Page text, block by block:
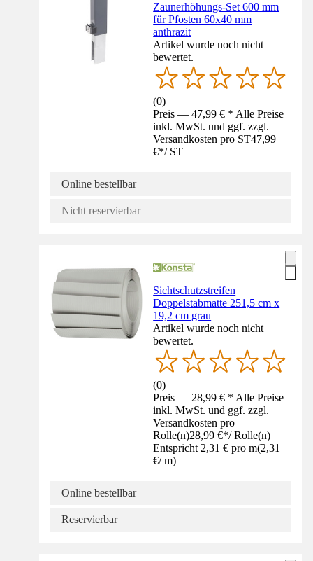
Zaunerhöhungs-Set 600 mm
für Pfosten 60x40 mm
anthrazit
Artikel wurde noch nicht
bewertet.
(0)
Preis — 47,99 € * Alle Preise
inkl. MwSt. und ggf. zzgl.
Versandkosten pro ST47,99
€*/ ST
Online bestellbar
Nicht reservierbar
Sichtschutzstreifen
Doppelstabmatte 251,5 cm x
19,2 cm grau
Artikel wurde noch nicht
bewertet.
(0)
Preis — 28,99 € * Alle Preise
inkl. MwSt. und ggf. zzgl.
Versandkosten pro
Rolle(n)28,99 €*/ Rolle(n)
Entspricht 2,31 € pro m(2,31
€/ m)
Online bestellbar
Reservierbar